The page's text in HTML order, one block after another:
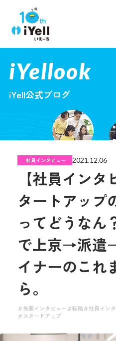
iYellook
iYell公式ブログ
社員インタビュー 2021.12.06
【社員イン
タートアップ
ってどうなん
で上京→派遣
イナーのこれ
ら。
先輩インタビュー 転職 社員イン
スタートアップ